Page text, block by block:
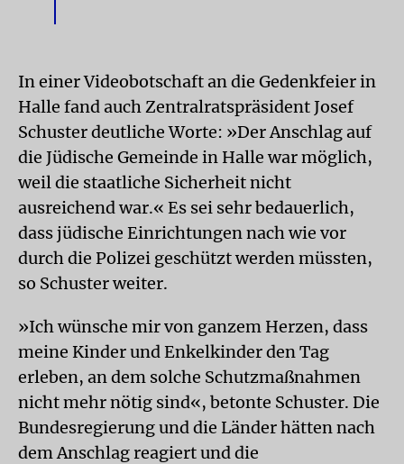
In einer Videobotschaft an die Gedenkfeier in
Halle fand auch Zentralratspräsident Josef
Schuster deutliche Worte: »Der Anschlag auf
die Jüdische Gemeinde in Halle war möglich,
weil die staatliche Sicherheit nicht
ausreichend war.« Es sei sehr bedauerlich,
dass jüdische Einrichtungen nach wie vor
durch die Polizei geschützt werden müssten,
so Schuster weiter.
»Ich wünsche mir von ganzem Herzen, dass
meine Kinder und Enkelkinder den Tag
erleben, an dem solche Schutzmaßnahmen
nicht mehr nötig sind«, betonte Schuster. Die
Bundesregierung und die Länder hätten nach
dem Anschlag reagiert und die